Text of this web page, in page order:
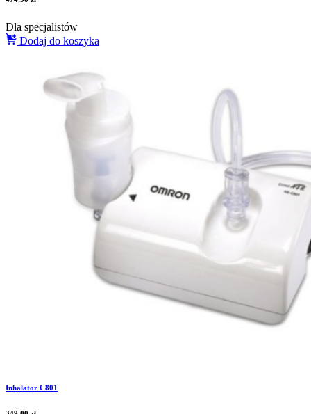
Dla specjalistów
Dodaj do koszyka
Inhalator C801